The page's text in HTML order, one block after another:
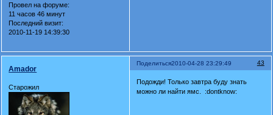
Провел на форуме:
11 часов 46 минут
Последний визит:
2010-11-19 14:39:30
Поделиться 43
2010-04-28 23:29:49
Amador
Старожил
Подожди! Только завтра буду знать
можно ли найти ямс. :dontknow: